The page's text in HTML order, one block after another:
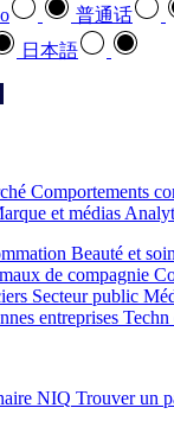
普通话
日本語
Comportements
et médias
Beauté et
de compagnie
Secteur public
entreprises Techn
NIQ Trouver un